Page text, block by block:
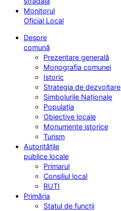
Monitorul
Oficial Local
Despre
comună
Prezentare generală
Monografia comunei
Istoric
Strategia de dezvoltare
Simbolurile Naționale
Populația
Obiective locale
Monumente istorice
Turism
Autoritățile
publice locale
Primarul
Consiliul local
RUTI
Primăria
Statul de funcții